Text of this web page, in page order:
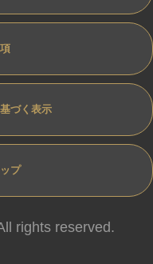
づく表示
プ
rights reserved.